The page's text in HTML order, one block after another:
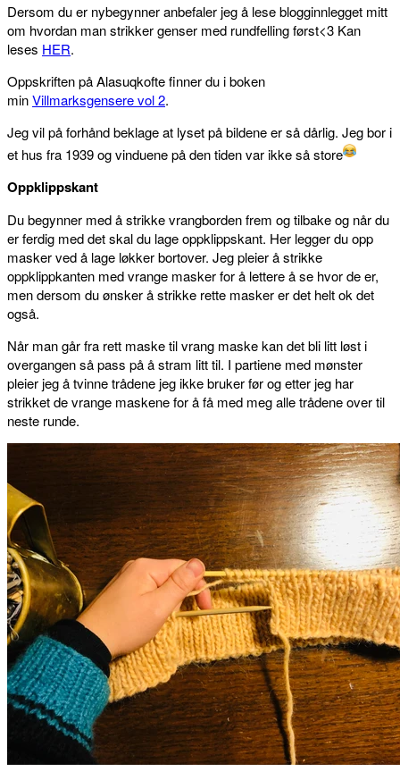
Dersom du er nybegynner anbefaler jeg å lese blogginnlegget mitt
om hvordan man strikker genser med rundfelling først<3 Kan
leses HER.
Oppskriften på Alasuqkofte finner du i boken
minVillmarksgensere vol 2.
Jeg vil på forhånd beklage at lyset på bildene er så dårlig. Jeg bor i
et hus fra 1939 og vinduene på den tiden var ikke så store
Oppklippskant
Du begynner med å strikke vrangborden frem og tilbake og når du
er ferdig med det skal du lage oppklippskant. Her legger du opp
masker ved å lage løkker bortover. Jeg pleier å strikke
oppklippkanten med vrange masker for å lettere å se hvor de er,
men dersom du ønsker å strikke rette masker er det helt ok det
også.
Når man går fra rett maske til vrang maske kan det bli litt løst i
overgangen så pass på å stram litt til. I partiene med mønster
pleier jeg å tvinne trådene jeg ikke bruker før og etter jeg har
strikket de vrange maskene for å få med meg alle trådene over til
neste runde.